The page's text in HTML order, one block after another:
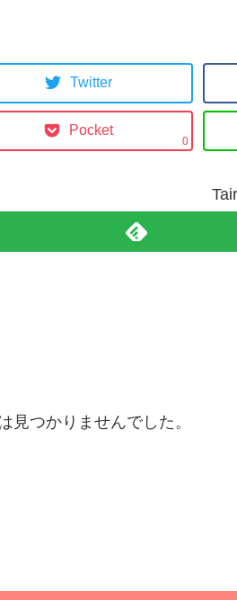
Twitter
Pocket
0
見つかりませんでした。